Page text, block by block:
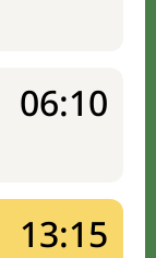
06:10
13:15